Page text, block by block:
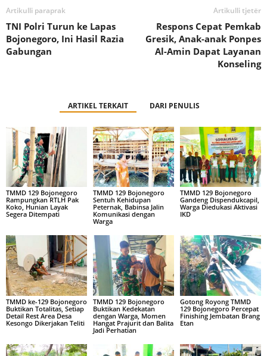
Artikulli paraprak
TNI Polri Turun ke Lapas
Bojonegoro, Ini Hasil Razia
Gabungan
Artikulli tjetër
Respons Cepat Pemkab
Gresik, Anak-anak Ponpes
Al-Amin Dapat Layanan
Konseling
ARTIKEL TERKAIT DARI PENULIS
TMMD 129 Bojonegoro
Rampungkan RTLH Pak
Koko, Hunian Layak
Segera Ditempati
TMMD 129 Bojonegoro
Sentuh Kehidupan
Peternak, Babinsa Jalin
Komunikasi dengan
Warga
TMMD 129 Bojonegoro
Gandeng Dispendukcapil,
Warga Diedukasi Aktivasi
IKD
TMMD ke-129 Bojonegoro
Buktikan Totalitas, Setiap
Detail Rest Area Desa
Kesongo Dikerjakan Teliti
TMMD 129 Bojonegoro
Buktikan Kedekatan
dengan Warga, Momen
Hangat Prajurit dan Balita
Jadi Perhatian
Gotong Royong TMMD
129 Bojonegoro Percepat
Finishing Jembatan Brang
Etan